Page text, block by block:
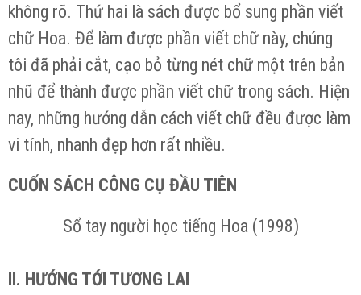
không rõ. Thứ hai là sách được bổ sung phần viết
chữ Hoa. Để làm được phần viết chữ này, chúng
tôi đã phải cắt, cạo bỏ từng nét chữ một trên bản
nhũ để thành được phần viết chữ trong sách. Hiện
nay, những hướng dẫn cách viết chữ đều được làm
vi tính, nhanh đẹp hơn rất nhiều.
CUỐN SÁCH CÔNG CỤ ĐẦU TIÊN
Sổ tay người học tiếng Hoa (1998)
II. HƯỚNG TỚI TƯƠNG LAI